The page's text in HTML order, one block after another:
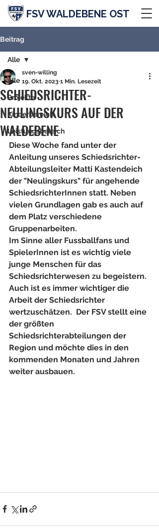
FSV WALDEBENE OST
Beitrag
Alle
Projekte
Kinderbereich
Leistungsbereich
Alle
SCHIEDSRICHTER-
NEULINGSKURS AUF DER
WALDEBENE
sven-willing
19. Okt. 2023 1 Min. Lesezeit
Diese Woche fand unter der
Anleitung unseres Schiedsrichter-
Abteilungsleiter Matti Kastendeich
der "Neulingskurs" für angehende
SchiedsrichterInnen statt. Neben
vielen Grundlagen gab es auch auf
dem Platz verschiedene
Gruppenarbeiten.
Im Sinne aller Fussballfans und
SpielerInnen ist es wichtig viele
junge Menschen für das
Schiedsrichterwesen zu begeistern.
Auch ist es immer wichtiger die
Arbeit der Schiedsrichter
wertzuschätzen.  Der FSV stellt eine
der größten
Schiedsrichterabteilungen der
Region und möchte dies in den
kommenden Monaten und Jahren
weiter ausbauen.